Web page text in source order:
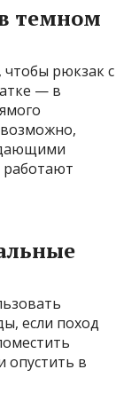
темном
рюкзак с
— в
возможно,
если поход
опустить в